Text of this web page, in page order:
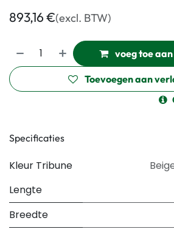
893,16€(excl. BTW)
voeg toe
Toevoegen aan
Specificaties
Kleur Tribune
Lengte
Breedte